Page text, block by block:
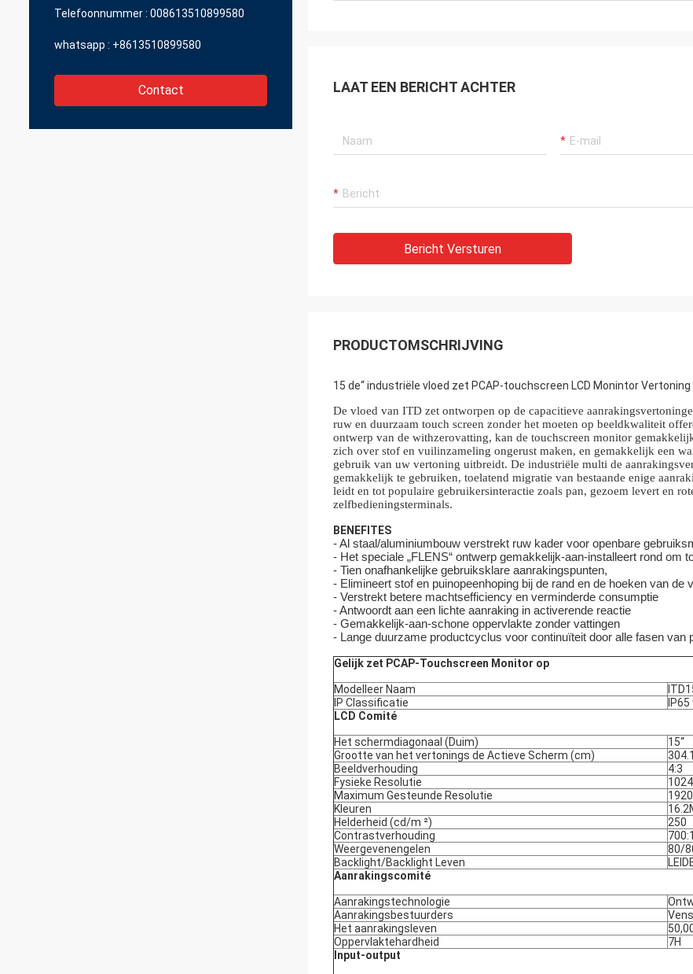
Telefoonnummer : 008613510899580
whatsapp : +8613510899580
Contact LAAT EEN BERICHT ACHTER
Bericht Versturen
PRODUCTOMSCHRIJVING
15 de“ industriële vloed zet PCAP-touchscreen LCD Monintor Vertoning
De vloed van ITD zet ontworpen op de capacitieve
ruw en duurzaam touch screen zonder het moeten op beeldkwaliteit
ontwerp van de withzerovatting, kan de touchscreen monitor
zich over stof en vuilinzameling ongerust maken, en gemakkelijk een
gebruik van uw vertoning uitbreidt. De industriële multi de
gemakkelijk te gebruiken, toelatend migratie van bestaande enige
leidt en tot populaire gebruikersinteractie zoals pan, gezoem levert en
zelfbedieningsterminals.
BENEFITES
- Al staal/aluminiumbouw verstrekt ruw kader voor openbare
- Het speciale „FLENS“ ontwerp gemakkelijk-aan-installeert rond om
- Tien onafhankelijke gebruiksklare aanrakingspunten,
- Elimineert stof en puinopeenhoping bij de rand en de hoeken van de
- Verstrekt betere machtsefficiency en verminderde consumptie
- Antwoordt aan een lichte aanraking in activerende reactie
- Gemakkelijk-aan-schone oppervlakte zonder vattingen
- Lange duurzame productcyclus voor continuïteit door alle fasen van
Gelijk zet PCAP-Touchscreen Monitor op
Modelleer Naam
IP Classificatie
LCD Comité
Het schermdiagonaal (Duim)
15“
Grootte van het vertonings de Actieve Scherm (cm)
Beeldverhouding
4:3
Fysieke Resolutie
Maximum Gesteunde Resolutie
Kleuren
Helderheid (cd/m ²)
250
Contrastverhouding
700:1
Weergevenengelen
80/
Backlight/Backlight Leven
Aanrakingscomité
Aanrakingstechnologie
Aanrakingsbestuurders
Het aanrakingsleven
Oppervlaktehardheid
7H
Input-output